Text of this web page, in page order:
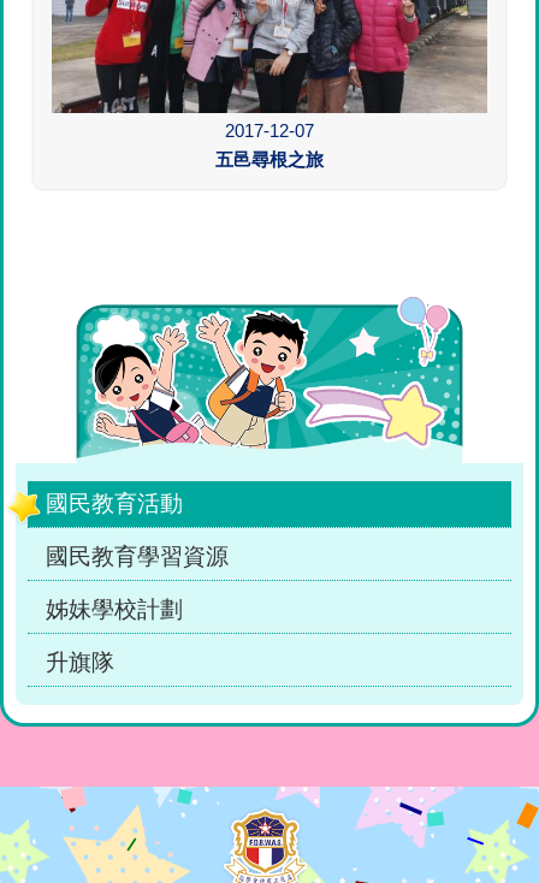
2017-12-07
五邑尋根之旅
Main
navigation
國民教育活動
國民教育學習資源
姊妹學校計劃
升旗隊